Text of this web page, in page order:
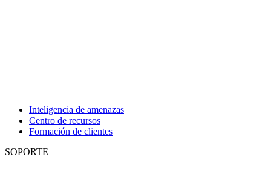
Inteligencia de amenazas
Centro de recursos
Formación de clientes
SOPORTE